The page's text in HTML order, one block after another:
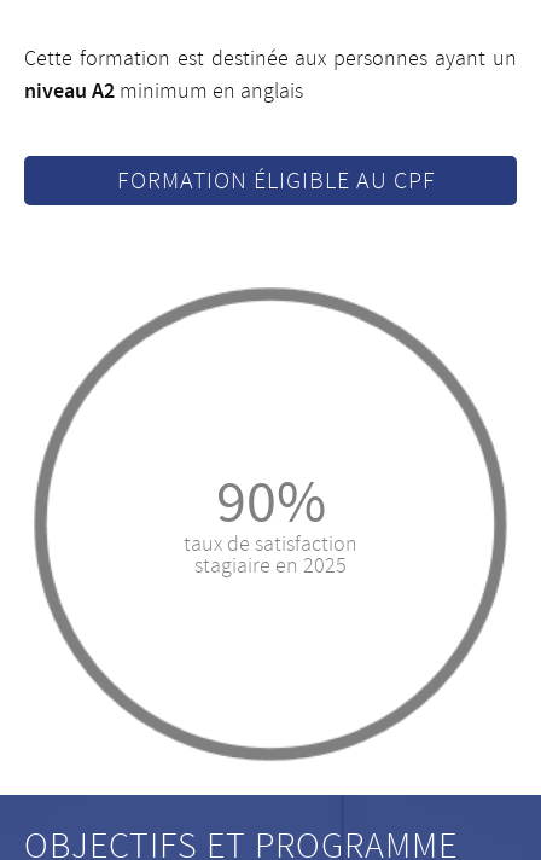
Cette formation est destinée aux personnes ayant un
niveau A2 minimum en anglais
FORMATION ÉLIGIBLE AU CPF
90%
taux de satisfaction
stagiaire en 2025
OBJECTIFS ET PROGRAMME